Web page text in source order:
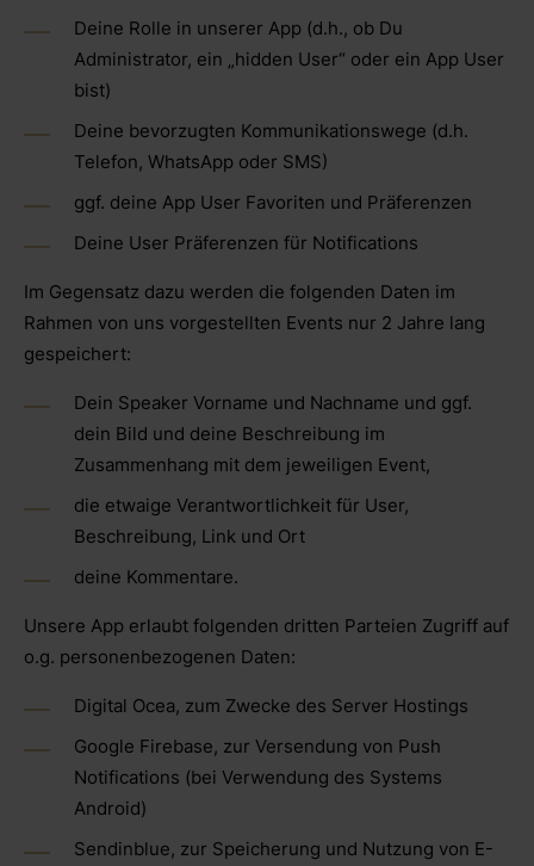
Deine Rolle in unserer App (d.h., ob Du
Administrator, ein „hidden User“ oder ein App User
bist)
Deine bevorzugten Kommunikationswege (d.h.
Telefon, WhatsApp oder SMS)
ggf. deine App User Favoriten und Präferenzen
Deine User Präferenzen für Notifications
Im Gegensatz dazu werden die folgenden Daten im
Rahmen von uns vorgestellten Events nur 2 Jahre lang
gespeichert:
Dein Speaker Vorname und Nachname und ggf.
dein Bild und deine Beschreibung im
Zusammenhang mit dem jeweiligen Event,
die etwaige Verantwortlichkeit für User,
Beschreibung, Link und Ort
deine Kommentare.
Unsere App erlaubt folgenden dritten Parteien Zugriff auf
o.g. personenbezogenen Daten:
Digital Ocea, zum Zwecke des Server Hostings
Google Firebase, zur Versendung von Push
Notifications (bei Verwendung des Systems
Android)
Sendinblue, zur Speicherung und Nutzung von E-